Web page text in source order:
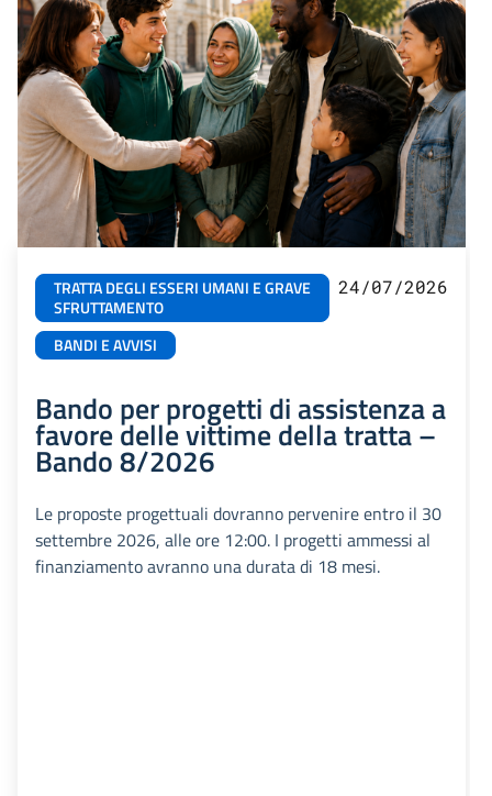
TRATTA DEGLI ESSERI UMANI E GRAVE
SFRUTTAMENTO
BANDI E AVVISI
24/07/2026
Bando per progetti di assistenza a
favore delle vittime della tratta –
Bando 8/2026
Le proposte progettuali dovranno pervenire entro il 30
settembre 2026, alle ore 12:00. I progetti ammessi al
finanziamento avranno una durata di 18 mesi.